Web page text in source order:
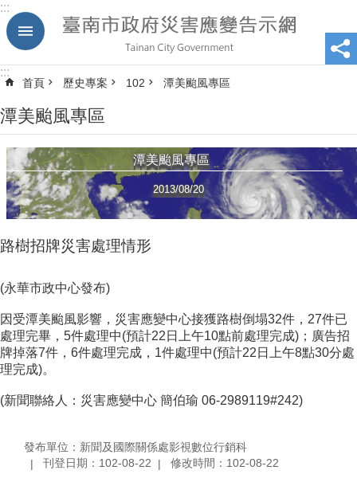
跳到主要內容區塊
:::
:::
首頁 歷史專案 102 潭美颱風專區
潭美颱風專區
潭美颱風專區
2013/08/20
路樹招牌災害處理情形
(永華市政中心發布)
因受潭美颱風影響，災害應變中心接獲路樹倒塌32件，27件已
處理完畢，5件處理中(預計22日上午10點前處理完成)；廣告招
牌掉落7件，6件處理完成，1件處理中(預計22日上午8點30分處
理完成)。
(新聞聯絡人：災害應變中心 簡伯瑜 06-2989119#242)
發布單位：新聞及國際關係處影視數位行銷科
刊登日期：102-08-22
修改時間：102-08-22